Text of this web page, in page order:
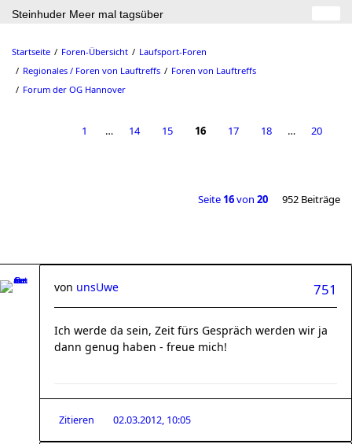
Steinhuder Meer mal tagsüber
Startseite Foren-Übersicht
Laufsport-Foren
Regionales / Foren von Lauftreffs
Foren von Lauftreffs
Forum der OG Hannover
1 … 14 15 16 17 18 … 20
Seite 16von 20 952 Beiträge
751
von unsUwe
Ich werde da sein, Zeit fürs Gespräch werden wir ja
dann genug haben - freue mich!
Zitieren 02.03.2012, 10:05